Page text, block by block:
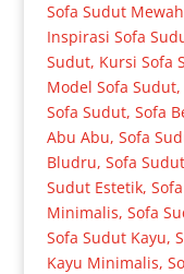
Sofa Sudut Mewah
Inspirasi Sofa
Sudut, Kursi Sofa
Model Sofa Sudut,
Sofa Sudut, Sofa
Abu Abu, Sofa
Bludru, Sofa
Sudut Estetik,
Minimalis, Sofa
Sofa Sudut Kayu,
Kayu Minimalis,